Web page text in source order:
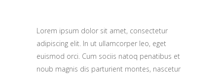
Lorem ipsum dolor sit amet, consectetur
adipiscing elit. In ut ullamcorper leo, eget
euismod orci. Cum sociis natoq penatibus et
noub magnis dis parturient montes, nascetur